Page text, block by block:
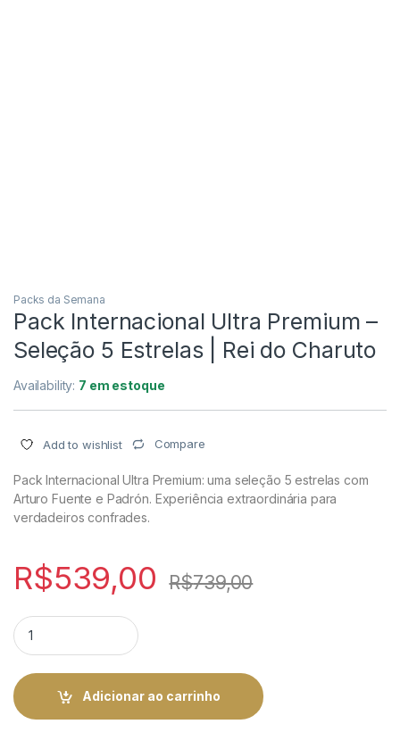
Packs da Semana
Pack Internacional Ultra Premium –
Seleção 5 Estrelas | Rei do Charuto
Availability: 7 em estoque
Add to wishlist Compare
Pack Internacional Ultra Premium: uma seleção 5 estrelas com
Arturo Fuente e Padrón. Experiência extraordinária para
verdadeiros confrades.
R$539,00 R$739,00
Pack Internacional Ultra Premium - Seleção 5 Estrelas | Rei
Adicionar ao carrinho